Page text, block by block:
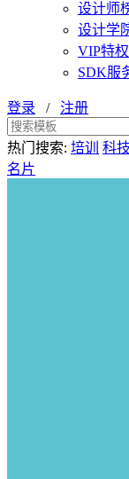
设计师
设计学
VIP特权
SDK服
登录 / 注册
热门搜索: 培训 科技
名片